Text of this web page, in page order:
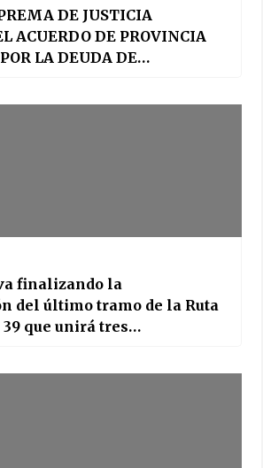
DE JUSTICIA
ACUERDO DE PROVINCIA
LA DEUDA DE
finalizando la
del último tramo de la Ruta
que unirá tres